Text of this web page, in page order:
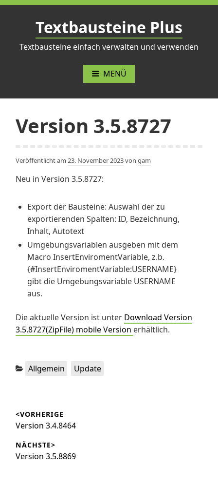
Zum
Textbausteine Plus
Textbausteine einfach verwalten und verwenden
MENÜ
Version 3.5.8727
Veröffentlicht am 23. November 2023von gam
Neu in Version 3.5.8727:
Export der Bausteine: Auswahl der zu
exportierenden Spalten: ID, Bezeichnung,
Inhalt, Autotext
Umgebungsvariablen ausgeben mit dem
Macro InsertEnviromentVariable, z.b.
{#InsertEnviromentVariable:USERNAME}
gibt die Umgebungsvariable USERNAME
aus.
Die aktuelle Version ist unter Download Version
3.5.8727(ZipFile) mobile Version erhältlich.
Kategorien:
Allgemein Update
<VORHERIGE
Vorheriger
Version 3.4.8464
NÄCHSTE>
Nächster
Version 3.5.8869